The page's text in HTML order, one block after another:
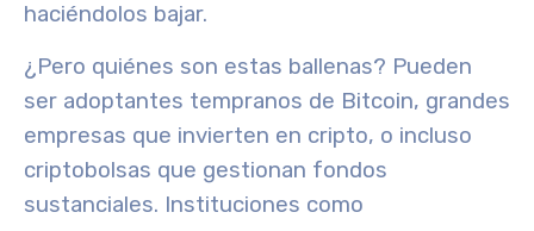
haciéndolos bajar.
¿Pero quiénes son estas ballenas? Pueden
ser adoptantes tempranos de Bitcoin, grandes
empresas que invierten en cripto, o incluso
criptobolsas que gestionan fondos
sustanciales. Instituciones como